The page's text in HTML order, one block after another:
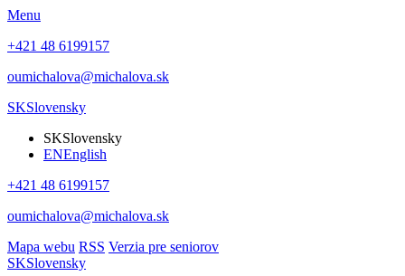
Menu
+421 48 6199157
oumichalova@michalova.sk
SKSlovensky
SKSlovensky
ENEnglish
+421 48 6199157
oumichalova@michalova.sk
Mapa webu RSS Verzia pre seniorov
SKSlovensky